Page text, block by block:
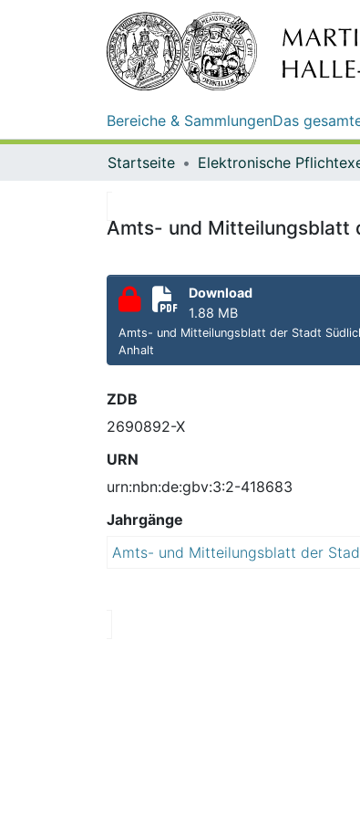
Bereiche & SammlungenDas
Startseite
Amts- und Mitteilungsblatt
Download
1.88 MB
Amts- und Mitteilungsblatt der Stadt
Anhalt
ZDB
2690892-X
URN
urn:nbn:de:gbv:3:2-418683
Jahrgänge